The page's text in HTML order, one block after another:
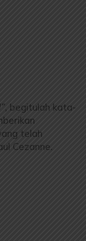
, begitulah kata-
telah
Cezanne.